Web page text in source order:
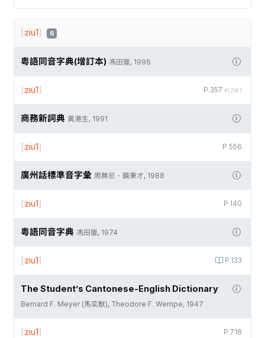
[ziu1] 6
粵語同音字典(增訂本) 馮田獵, 1996
P.357 #12503
[ziu1]
商務新詞典 黃港生, 1991
P.556
[ziu1]
廣州話標準音字彙 周無忌、饒秉才, 1988
P.140
[ziu1]
粵語同音字典 馮田獵, 1974
P.133
[ziu1]
The Student’s Cantonese-English Dictionary
Bernard F. Meyer (馬奕猷), Theodore F. Wempe, 1947
P.718
[ziu1]